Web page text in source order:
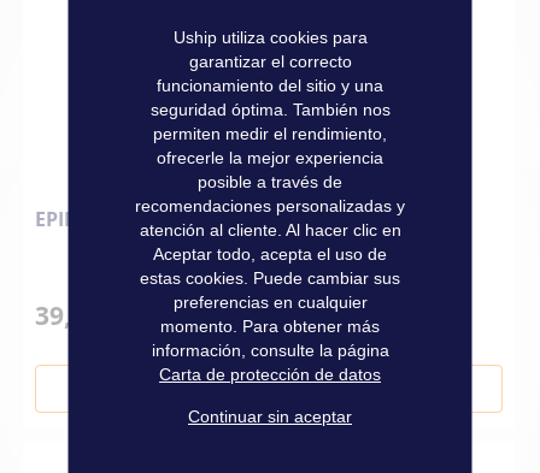
EPIFANES BOOTLAK LACA 750 ML BEIGE 4
39,50 €
Añadir al carrito
Uship utiliza cookies para
garantizar el correcto
funcionamiento del sitio y una
seguridad óptima. También nos
permiten medir el rendimiento,
ofrecerle la mejor experiencia
posible a través de
recomendaciones personalizadas y
atención al cliente. Al hacer clic en
Aceptar todo, acepta el uso de
estas cookies. Puede cambiar sus
preferencias en cualquier
momento. Para obtener más
información, consulte la página
Carta de protección de datos
Continuar sin aceptar